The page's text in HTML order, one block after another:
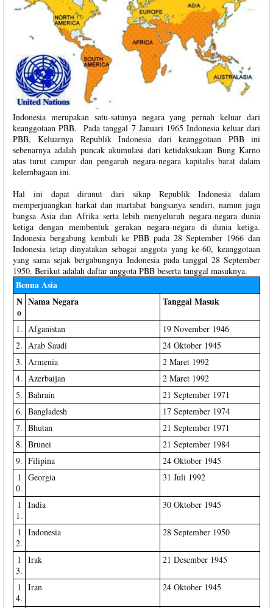
Indonesia merupakan satu-satunya negara yang pernah keluar dari
keanggotaan PBB. Pada tanggal 7 Januari 1965 Indonesia keluar dari
PBB, Keluarnya Republik Indonesia dari keanggotaan PBB ini
sebenarnya adalah puncak akumulasi dari ketidaksukaan Bung Karno
atas turut campur dan pengaruh negara-negara kapitalis barat dalam
kelembagaan ini.
Hal ini dapat dirunut dari sikap Republik Indonesia dalam
memperjuangkan harkat dan martabat bangsanya sendiri, namun juga
bangsa Asia dan Afrika serta lebih menyeluruh negara-negara dunia
ketiga dengan membentuk gerakan negara-negara di dunia ketiga.
Indonesia bergabung kembali ke PBB pada 28 September 1966 dan
Indonesia tetap dinyatakan sebagai anggota yang ke-60, keanggotaan
yang sama sejak bergabungnya Indonesia pada tanggal 28 September
1950. Berikut adalah daftar anggota PBB beserta tanggal masuknya.
Benua Asia
N
o
Nama Negara Tanggal Masuk
1. Afganistan
19 November 1946
2. Arab Saudi
24 Oktober 1945
3. Armenia
2 Maret 1992
4. Azerbaijan
2 Maret 1992
5. Bahrain
21 September 1971
6. Bangladesh
17 September 1974
7. Bhutan
21 September 1971
8. Brunei
21 September 1984
9. Filipina
24 Oktober 1945
1
0.
Georgia 31 Juli 1992
1
1.
India 30 Oktober 1945
1
2.
Indonesia 28 September 1950
1
3.
Irak 21 Desember 1945
1
4.
Iran 24 Oktober 1945